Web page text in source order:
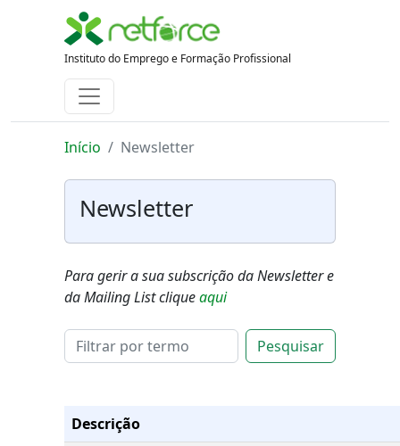
Instituto do Emprego e Formação Profissional
Início Newsletter
Newsletter
Para gerir a sua subscrição da Newsletter e
da Mailing List cliqueaqui
Pesquisar
Descrição